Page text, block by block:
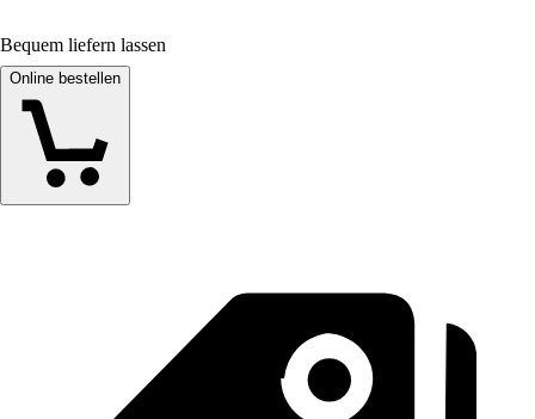
Bequem liefern lassen
Online bestellen